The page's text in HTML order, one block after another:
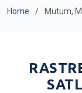
Home Mutum,